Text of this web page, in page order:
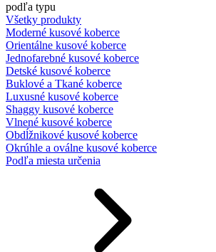
podľa typu
Všetky produkty
Moderné kusové koberce
Orientálne kusové koberce
Jednofarebné kusové koberce
Detské kusové koberce
Buklové a Tkané koberce
Luxusné kusové koberce
Shaggy kusové koberce
Vlnené kusové koberce
Obdĺžnikové kusové koberce
Okrúhle a oválne kusové koberce
Podľa miesta určenia